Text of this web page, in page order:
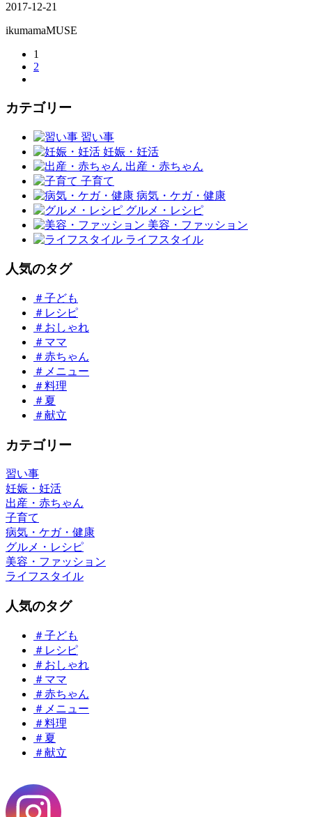
2017-12-21
ikumamaMUSE
1
2
カテゴリー
習い事
妊娠・妊活
出産・赤ちゃん
子育て
病気・ケガ・健康
グルメ・レシピ
美容・ファッション
ライフスタイル
人気のタグ
＃子ども
＃レシピ
＃おしゃれ
＃ママ
＃赤ちゃん
＃メニュー
＃料理
＃夏
＃献立
カテゴリー
習い事
妊娠・妊活
出産・赤ちゃん
子育て
病気・ケガ・健康
グルメ・レシピ
美容・ファッション
ライフスタイル
人気のタグ
＃子ども
＃レシピ
＃おしゃれ
＃ママ
＃赤ちゃん
＃メニュー
＃料理
＃夏
＃献立